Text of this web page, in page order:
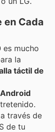
en Cada
es mucho
la
táctil de
través de
de tu